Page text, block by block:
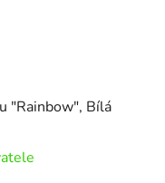
"Rainbow", Bílá